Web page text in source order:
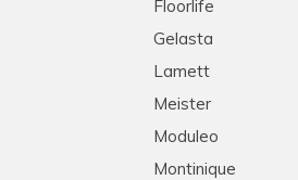
Floorlife
Gelasta
Lamett
Meister
Moduleo
Montinique